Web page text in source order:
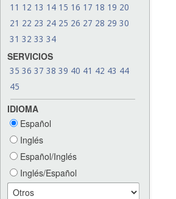
11 12 13 14 15 16 17 18 19 20
21 22 23 24 25 26 27 28 29 30
31 32 33 34
SERVICIOS
35 36 37 38 39 40 41 42 43 44
45
IDIOMA
Español
Inglés
Español/Inglés
Inglés/Español